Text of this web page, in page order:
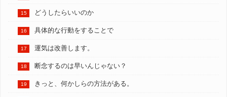
どうしたらいいのか
具体的な行動をすることで
運気は改善します。
断念するのは早いんじゃない？
きっと、何かしらの方法がある。